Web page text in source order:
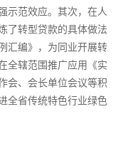
示范效应。其次，在人
了转型贷款的具体做法
汇编》，为同业开展转
全辖范围推广应用《实
会、会长单位会议等积
全省传统特色行业绿色